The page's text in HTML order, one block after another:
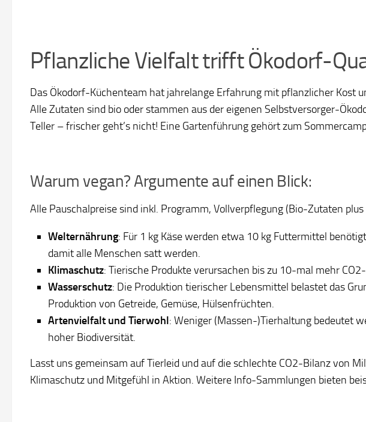
Pflanzliche Vielfalt trifft Ökodorf-
Das Ökodorf-Küchenteam hat jahrelange Erfahrung mit pflanzlicher Kost
Alle Zutaten sind bio oder stammen aus der eigenen Selbstversorger-
Teller – frischer geht’s nicht! Eine Gartenführung gehört zum
Warum vegan? Argumente auf einen Blick:
Alle Pauschalpreise sind inkl. Programm, Vollverpflegung (Bio-Zutaten
Welternährung: Für 1 kg Käse werden etwa 10 kg Futtermittel
damit alle Menschen satt werden.
Klimaschutz: Tierische Produkte verursachen bis zu 10-mal mehr
Wasserschutz: Die Produktion tierischer Lebensmittel belastet das
Produktion von Getreide, Gemüse, Hülsenfrüchten.
Artenvielfalt und Tierwohl: Weniger (Massen-)Tierhaltung bedeutet
hoher Biodiversität.
Lasst uns gemeinsam auf Tierleid und auf die schlechte CO2-Bilanz von
Klimaschutz und Mitgefühl in Aktion. Weitere Info-Sammlungen bieten